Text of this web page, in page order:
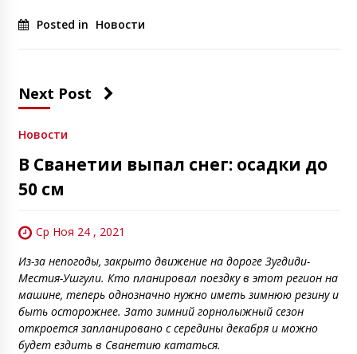
Posted in Новости
Next Post
Новости
В Сванетии выпал снег: осадки до
50 см
Ср Ноя 24 , 2021
Из-за непогоды, закрыто движение на дороге Зугдиди-
Местия-Ушгули. Кто планировал поездку в этот регион на
машине, теперь однозначно нужно иметь зимнюю резину и
быть осторожнее. Зато зимний горнолыжный сезон
откроется запланировано с середины декабря и можно
будет ездить в Сванетию кататься.